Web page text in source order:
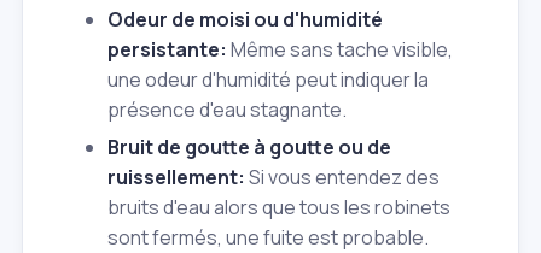
Odeur de moisi ou d'humidité
persistante: Même sans tache visible,
une odeur d'humidité peut indiquer la
présence d'eau stagnante.
Bruit de goutte à goutte ou de
ruissellement: Si vous entendez des
bruits d'eau alors que tous les robinets
sont fermés, une fuite est probable.